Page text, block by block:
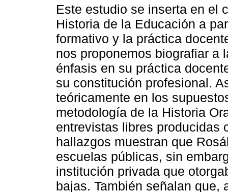
Este estudio se inserta en el
Historia de la Educación a
formativo y la práctica
nos proponemos biografiar a
énfasis en su práctica
su constitución profesional.
teóricamente en los
metodología de la Historia
entrevistas libres producidas
hallazgos muestran que
escuelas públicas, sin
institución privada que
bajas. También señalan que,